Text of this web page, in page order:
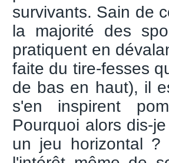
survivants. Sain de
la majorité des
pratiquent en
faite du tire-fesses
de bas en haut), il
s'en inspirent
Pourquoi alors dis-
un jeu horizontal